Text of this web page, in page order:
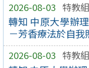
2026-08-03 特教組
轉知 中原大學辦
－芳香療法於自
2026-08-03 特教組